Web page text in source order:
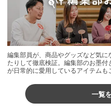
編集部員が、商品やグッズなど気
たりして徹底検証。編集部のお墨
が日常的に愛用しているアイテムも
一覧